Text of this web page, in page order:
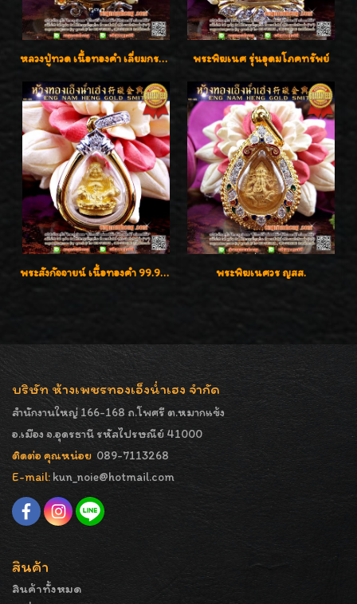
หลวงปู่ทวด เนื้อทองคำ เลี่ยมกรอบทองคำประดับเพชรแท้และพลอยนพเก้า น่ารักมากๆค่ะ พระพิฆเนศ รุ่นอุดมโภคทรัพย์
พระสังกัจจายน์ เนื้อทองคำ 99.99% พระพิฆเนศวร ญสส.
บริษัท ห้างเพชรทองเอ็งน่ำเฮง จำกัด
สำนักงานใหญ่ 166-168 ถ.โพศรี ต.หมากแข้ง
อ.เมือง จ.อุดรธานี รหัสไปรษณีย์ 41000
ติดต่อ คุณหน่อย 089-7113268
E-mail: kun_noie@hotmail.com
สินค้า
สินค้าทั้งหมด